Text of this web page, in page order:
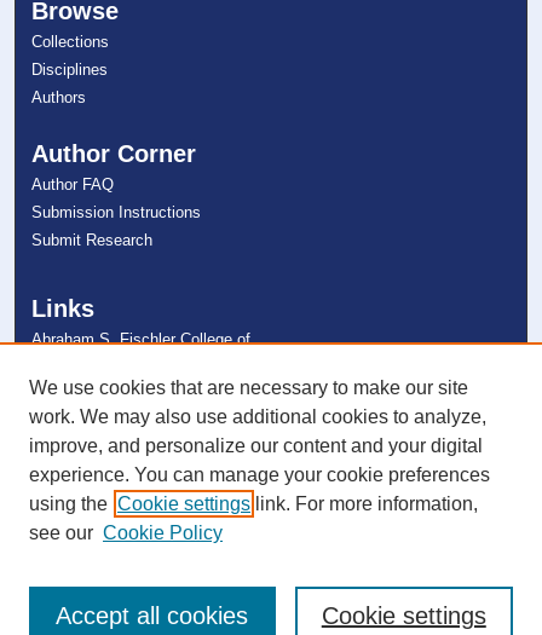
Browse
Collections
Disciplines
Authors
Author Corner
Author FAQ
Submission Instructions
Submit Research
Links
Abraham S. Fischler College of
NSU Libraries
Contact Us
Connect with NSU
We use cookies that are necessary to make our site
work. We may also use additional cookies to analyze,
improve, and personalize our content and your digital
experience. You can manage your cookie preferences
using the Cookie settings link. For more information,
see our Cookie Policy
Cookie settings
Accept all cookies